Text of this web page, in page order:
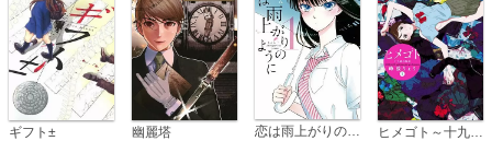
ギフト± 幽麗塔 恋は雨上がりのように